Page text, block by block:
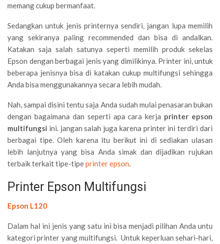
memang cukup bermanfaat.
Sedangkan untuk jenis printernya sendiri, jangan lupa memilih
yang sekiranya paling recommended dan bisa di andalkan.
Katakan saja salah satunya seperti memilih produk sekelas
Epson dengan berbagai jenis yang dimilikinya. Printer ini, untuk
beberapa jenisnya bisa di katakan cukup multifungsi sehingga
Anda bisa menggunakannya secara lebih mudah.
Nah, sampai disini tentu saja Anda sudah mulai penasaran bukan
dengan bagaimana dan seperti apa cara kerja printer epson
multifungsi ini. jangan salah juga karena printer ini terdiri dari
berbagai tipe. Oleh karena itu berikut ini di sediakan ulasan
lebih lanjutnya yang bisa Anda simak dan dijadikan rujukan
terbaik terkait tipe-tipeprinter epson.
Printer Epson Multifungsi
Epson L120
Dalam hal ini jenis yang satu ini bisa menjadi pilihan Anda untu
kategori printer yang multifungsi. Untuk keperluan sehari-hari,